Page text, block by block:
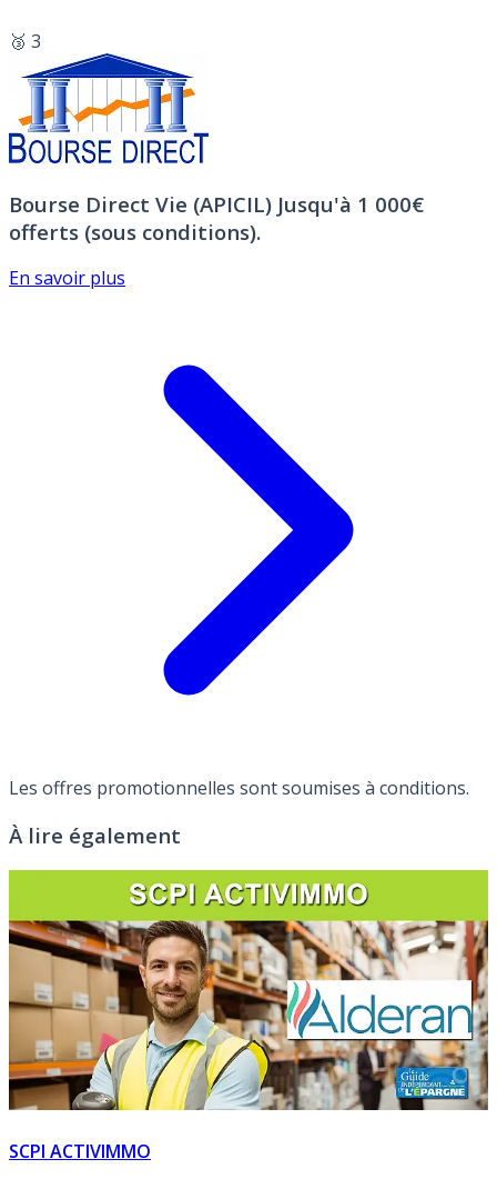
🥉 3
Bourse Direct Vie (APICIL) Jusqu'à 1 000€
offerts (sous conditions).
En savoir plus
Les offres promotionnelles sont soumises à conditions.
À lire également
SCPI ACTIVIMMO